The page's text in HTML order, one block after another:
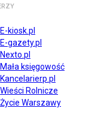
E-kiosk.pl
E-gazety.pl
Nexto.pl
Mała księgowość
Kancelarierp.pl
Wieści Rolnicze
Życie Warszawy